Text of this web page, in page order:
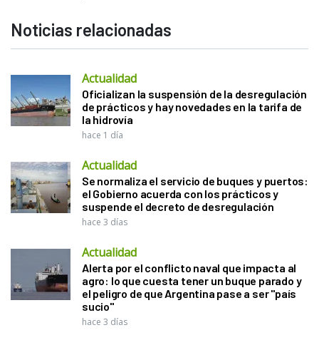
Noticias relacionadas
Actualidad
Oficializan la suspensión de la desregulación
de prácticos y hay novedades en la tarifa de
la hidrovía
hace 1 día
Actualidad
Se normaliza el servicio de buques y puertos:
el Gobierno acuerda con los prácticos y
suspende el decreto de desregulación
hace 3 días
Actualidad
Alerta por el conflicto naval que impacta al
agro: lo que cuesta tener un buque parado y
el peligro de que Argentina pase a ser "país
sucio"
hace 3 días